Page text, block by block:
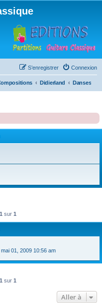
Connexion
S’enregistrer
Didierland Danses
1 sur 1
01, 2009 10:56 am
1 sur 1
Aller à